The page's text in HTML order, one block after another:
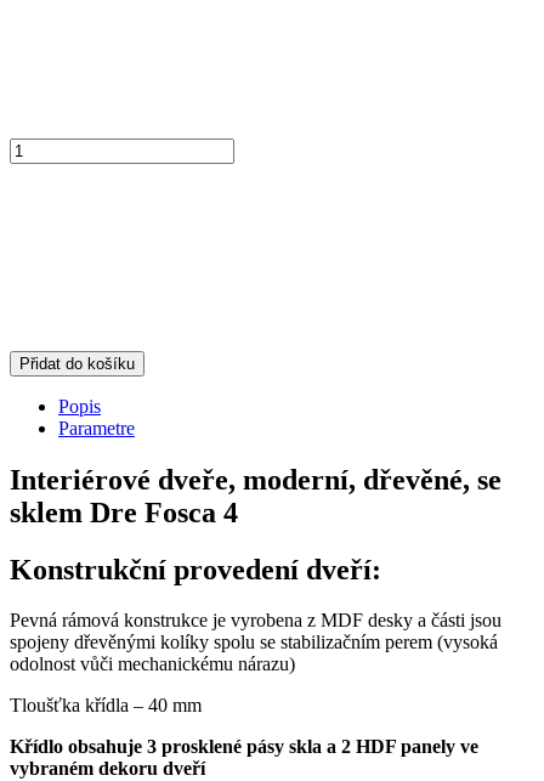
Přidat do košíku
Popis
Parametre
Interiérové dveře, moderní, dřevěné, se
sklem Dre Fosca 4
Konstrukční provedení dveří:
Pevná rámová konstrukce je vyrobena z MDF desky a části jsou
spojeny dřevěnými kolíky spolu se stabilizačním perem (vysoká
odolnost vůči mechanickému nárazu)
Tloušťka křídla – 40 mm
Křídlo obsahuje 3 prosklené pásy skla a 2 HDF panely ve
vybraném dekoru dveří